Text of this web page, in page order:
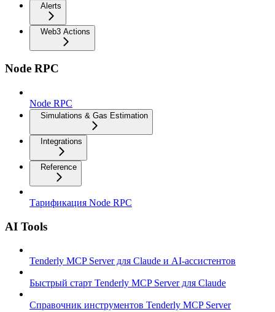
Alerts
Web3 Actions
Node RPC
Node RPC
Simulations & Gas Estimation
Integrations
Reference
Тарификация Node RPC
AI Tools
Tenderly MCP Server для Claude и AI-ассистентов
Быстрый старт Tenderly MCP Server для Claude
Справочник инструментов Tenderly MCP Server